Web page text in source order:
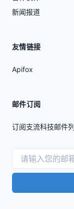
新闻报道
友情链接
Apifox
邮件订阅
订阅支流科技邮件